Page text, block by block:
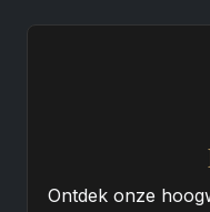
Ontdek onze